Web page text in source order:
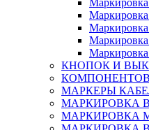
Маркировка
КНОПОК И
МАРКЕРЫ
МАРКИРОВКА
МАРКИРОВКА